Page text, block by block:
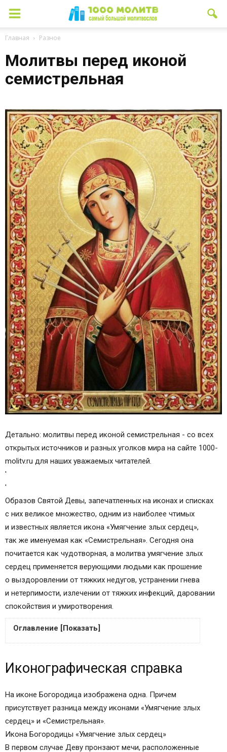
Главная Разное
Молитвы перед иконой
семистрельная
Детально: молитвы перед иконой семистрельная - со всех
открытых источников и разных уголков мира на сайте 1000-
molitv.ru для наших уважаемых читателей.
'
'
Образов Святой Девы, запечатленных на иконах и списках
с них великое множество, одним из наиболее чтимых
и известных является икона «Умягчение злых сердец»,
так же именуемая как «Семистрельная». Сегодня она
почитается как чудотворная, а молитва умягчение злых
сердец применяется верующими людьми как прошение
о выздоровлении от тяжких недугов, устранении гнева
и нетерпимости, излечении от тяжких инфекций, даровании
спокойствия и умиротворения.
Оглавление [Показать]
Обретение древней иконы
Молитва перед иконой
Значение образа
Происхождение образа
О чем молятся перед Семистрельным образом
Богоматери
Иконографическая справка
На иконе Богородица изображена одна. Причем
присутствует разница между иконами «Умягчение злых
сердец» и «Семистрельная».
Икона Богородицы «Умягчение злых сердец»
В первом случае Деву пронзают мечи, расположенные